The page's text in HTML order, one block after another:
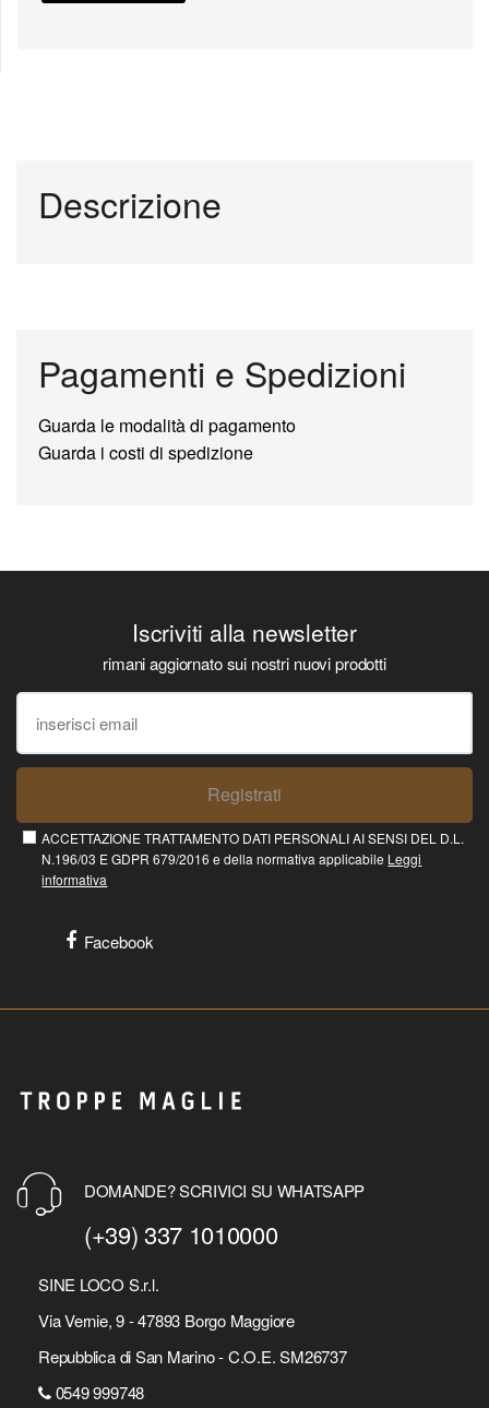
Descrizione
Pagamenti e Spedizioni
Guarda le modalità di pagamento
Guarda i costi di spedizione
Iscriviti alla newsletter
rimani aggiornato sui nostri nuovi prodotti
Registrati
ACCETTAZIONE TRATTAMENTO DATI PERSONALI AI SENSI DEL D.L.
N.196/03 E GDPR 679/2016 e della normativa applicabile Leggi
informativa
Facebook
DOMANDE? SCRIVICI SU WHATSAPP
(+39) 337 1010000
SINE LOCO S.r.l.
Via Vernie, 9 - 47893 Borgo Maggiore
Repubblica di San Marino - C.O.E. SM26737
0549 999748